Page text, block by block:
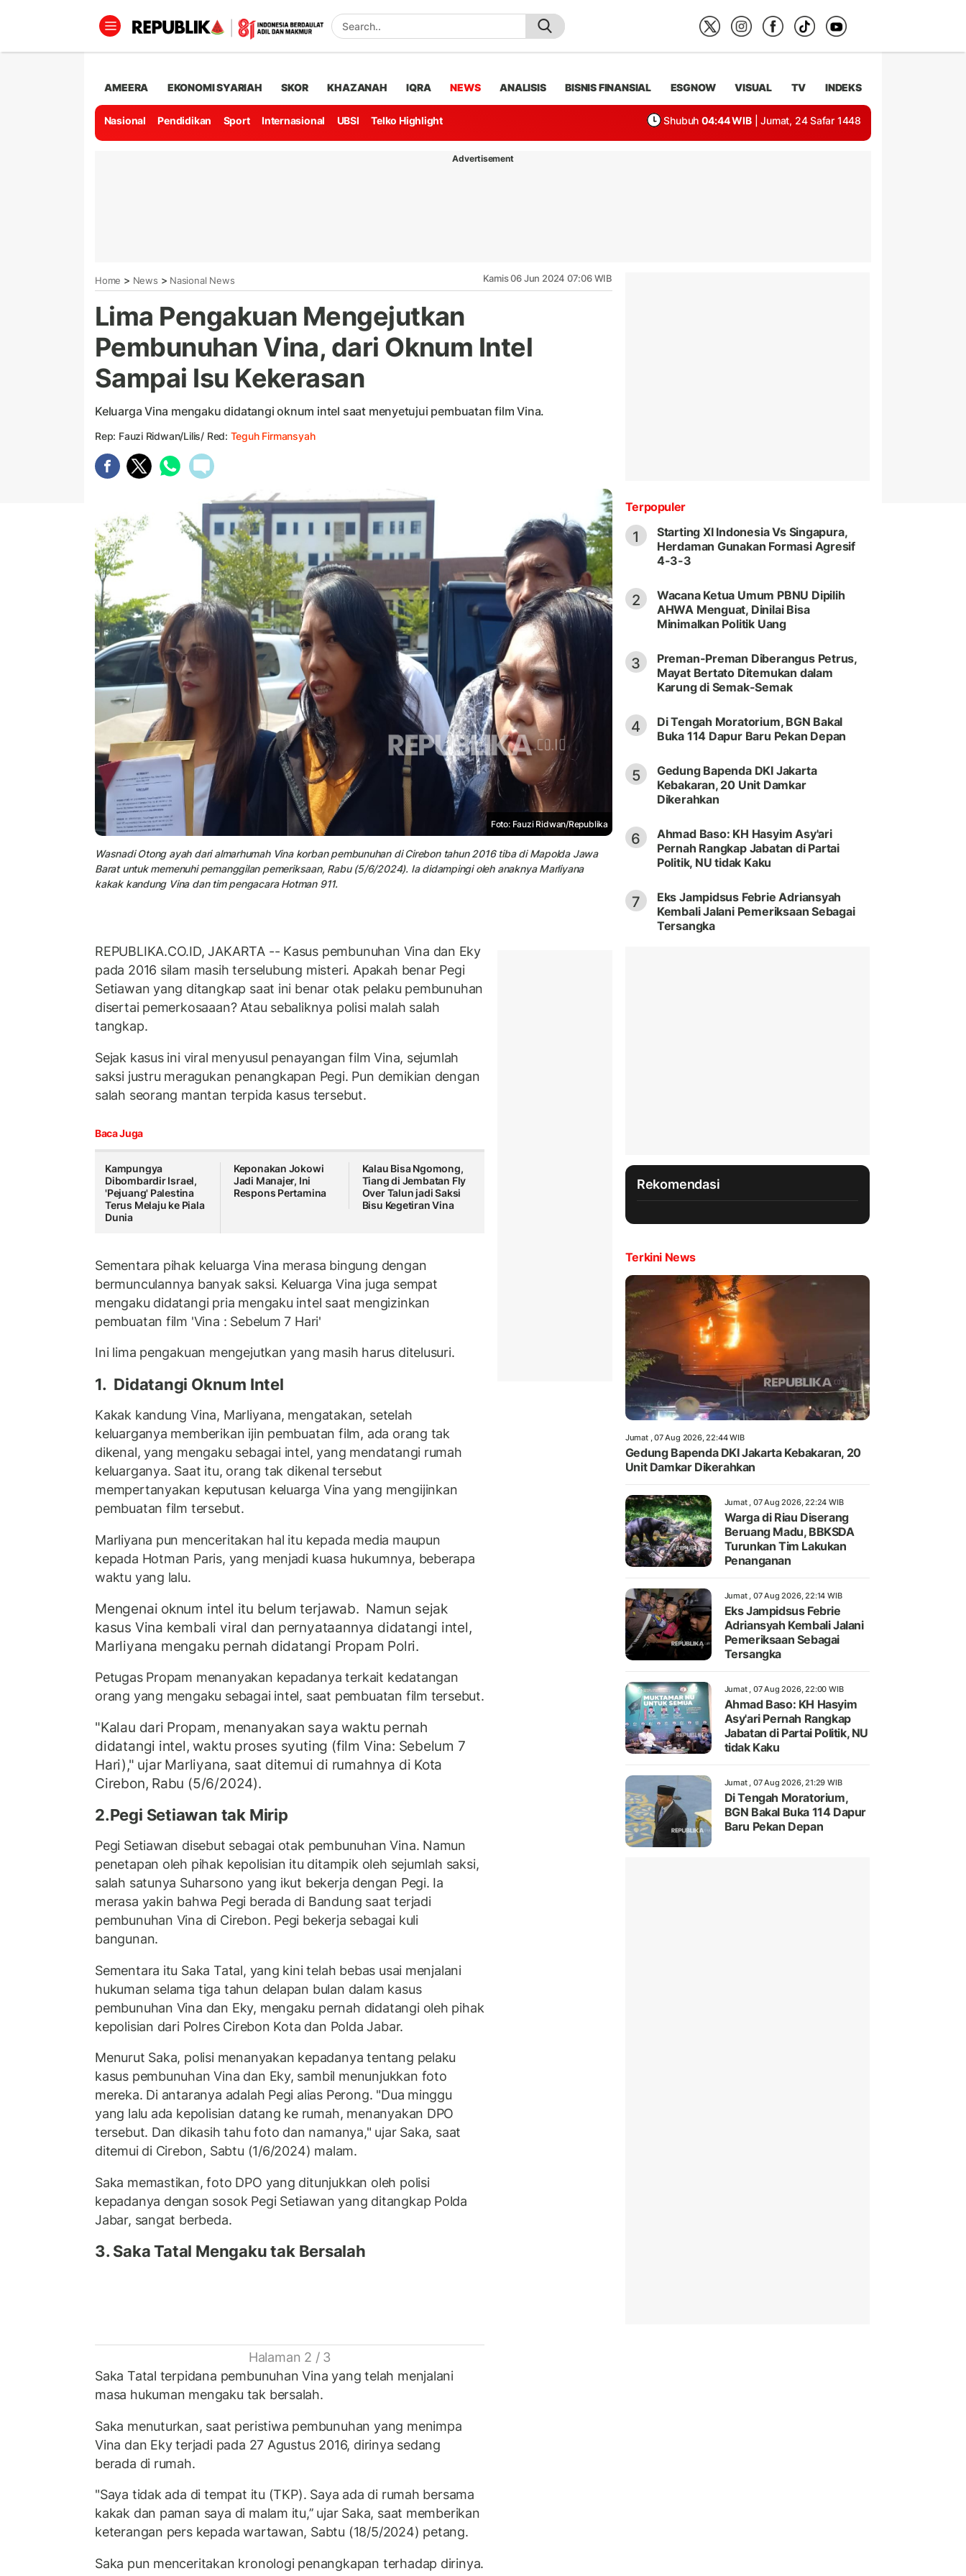
AMEERA EKONOMI SYARIAH SKOR KHAZANAH IQRA NEWS ANALISIS BISNIS FINANSIAL ESGNOW VISUAL TV INDEKS
Nasional Pendidikan Sport Internasional UBSI Telko Highlight Shubuh 04:44 WIB | Jumat, 24 Safar 1448
Advertisement
Home > News > Nasional News Kamis 06 Jun 2024 07:06 WIB
Lima Pengakuan Mengejutkan
Pembunuhan Vina, dari Oknum Intel
Sampai Isu Kekerasan
Keluarga Vina mengaku didatangi oknum intel saat menyetujui pembuatan film Vina.
Rep: Fauzi Ridwan/Lilis/ Red: Teguh Firmansyah
Foto: Fauzi Ridwan/Republika
Wasnadi Otong ayah dari almarhumah Vina korban pembunuhan di Cirebon tahun 2016 tiba di Mapolda Jawa
Barat untuk memenuhi pemanggilan pemeriksaan, Rabu (5/6/2024). Ia didampingi oleh anaknya Marliyana
kakak kandung Vina dan tim pengacara Hotman 911.
REPUBLIKA.CO.ID, JAKARTA -- Kasus pembunuhan Vina dan Eky
pada 2016 silam masih terselubung misteri. Apakah benar Pegi
Setiawan yang ditangkap saat ini benar otak pelaku pembunuhan
disertai pemerkosaaan? Atau sebaliknya polisi malah salah
tangkap.
Sejak kasus ini viral menyusul penayangan film Vina, sejumlah
saksi justru meragukan penangkapan Pegi. Pun demikian dengan
salah seorang mantan terpida kasus tersebut.
Baca Juga
Kampungya
Dibombardir Israel,
'Pejuang' Palestina
Terus Melaju ke Piala
Dunia
Keponakan Jokowi
Jadi Manajer, Ini
Respons Pertamina
Kalau Bisa Ngomong,
Tiang di Jembatan Fly
Over Talun jadi Saksi
Bisu Kegetiran Vina
Sementara pihak keluarga Vina merasa bingung dengan
bermunculannya banyak saksi. Keluarga Vina juga sempat
mengaku didatangi pria mengaku intel saat mengizinkan
pembuatan film 'Vina : Sebelum 7 Hari'
Ini lima pengakuan mengejutkan yang masih harus ditelusuri.
1. Didatangi Oknum Intel
Kakak kandung Vina, Marliyana, mengatakan, setelah
keluarganya memberikan ijin pembuatan film, ada orang tak
dikenal, yang mengaku sebagai intel, yang mendatangi rumah
keluarganya. Saat itu, orang tak dikenal tersebut
mempertanyakan keputusan keluarga Vina yang mengijinkan
pembuatan film tersebut.
Marliyana pun menceritakan hal itu kepada media maupun
kepada Hotman Paris, yang menjadi kuasa hukumnya, beberapa
waktu yang lalu.
Mengenai oknum intel itu belum terjawab. Namun sejak
kasus Vina kembali viral dan pernyataannya didatangi intel,
Marliyana mengaku pernah didatangi Propam Polri.
Petugas Propam menanyakan kepadanya terkait kedatangan
orang yang mengaku sebagai intel, saat pembuatan film tersebut.
"Kalau dari Propam, menanyakan saya waktu pernah
didatangi intel, waktu proses syuting (film Vina: Sebelum 7
Hari)," ujar Marliyana, saat ditemui di rumahnya di Kota
Cirebon, Rabu (5/6/2024).
2.Pegi Setiawan tak Mirip
Pegi Setiawan disebut sebagai otak pembunuhan Vina. Namun
penetapan oleh pihak kepolisian itu ditampik oleh sejumlah saksi,
salah satunya Suharsono yang ikut bekerja dengan Pegi. Ia
merasa yakin bahwa Pegi berada di Bandung saat terjadi
pembunuhan Vina di Cirebon. Pegi bekerja sebagai kuli
bangunan.
Sementara itu Saka Tatal, yang kini telah bebas usai menjalani
hukuman selama tiga tahun delapan bulan dalam kasus
pembunuhan Vina dan Eky, mengaku pernah didatangi oleh pihak
kepolisian dari Polres Cirebon Kota dan Polda Jabar.
Menurut Saka, polisi menanyakan kepadanya tentang pelaku
kasus pembunuhan Vina dan Eky, sambil menunjukkan foto
mereka. Di antaranya adalah Pegi alias Perong. "Dua minggu
yang lalu ada kepolisian datang ke rumah, menanyakan DPO
tersebut. Dan dikasih tahu foto dan namanya," ujar Saka, saat
ditemui di Cirebon, Sabtu (1/6/2024) malam.
Saka memastikan, foto DPO yang ditunjukkan oleh polisi
kepadanya dengan sosok Pegi Setiawan yang ditangkap Polda
Jabar, sangat berbeda.
3. Saka Tatal Mengaku tak Bersalah
Halaman 2 / 3
Saka Tatal terpidana pembunuhan Vina yang telah menjalani
masa hukuman mengaku tak bersalah.
Saka menuturkan, saat peristiwa pembunuhan yang menimpa
Vina dan Eky terjadi pada 27 Agustus 2016, dirinya sedang
berada di rumah.
"Saya tidak ada di tempat itu (TKP). Saya ada di rumah bersama
kakak dan paman saya di malam itu,’’ ujar Saka, saat memberikan
keterangan pers kepada wartawan, Sabtu (18/5/2024) petang.
Saka pun menceritakan kronologi penangkapan terhadap dirinya.
Terpopuler
1
Starting XI Indonesia Vs Singapura,
Herdaman Gunakan Formasi Agresif
4-3-3
2
Wacana Ketua Umum PBNU Dipilih
AHWA Menguat, Dinilai Bisa
Minimalkan Politik Uang
3
Preman-Preman Diberangus Petrus,
Mayat Bertato Ditemukan dalam
Karung di Semak-Semak
4
Di Tengah Moratorium, BGN Bakal
Buka 114 Dapur Baru Pekan Depan
5
Gedung Bapenda DKI Jakarta
Kebakaran, 20 Unit Damkar
Dikerahkan
6
Ahmad Baso: KH Hasyim Asy'ari
Pernah Rangkap Jabatan di Partai
Politik, NU tidak Kaku
7
Eks Jampidsus Febrie Adriansyah
Kembali Jalani Pemeriksaan Sebagai
Tersangka
Rekomendasi
Terkini News
Jumat , 07 Aug 2026, 22:44 WIB
Gedung Bapenda DKI Jakarta Kebakaran, 20
Unit Damkar Dikerahkan
Jumat , 07 Aug 2026, 22:24 WIB
Warga di Riau Diserang
Beruang Madu, BBKSDA
Turunkan Tim Lakukan
Penanganan
Jumat , 07 Aug 2026, 22:14 WIB
Eks Jampidsus Febrie
Adriansyah Kembali Jalani
Pemeriksaan Sebagai
Tersangka
Jumat , 07 Aug 2026, 22:00 WIB
Ahmad Baso: KH Hasyim
Asy'ari Pernah Rangkap
Jabatan di Partai Politik, NU
tidak Kaku
Jumat , 07 Aug 2026, 21:29 WIB
Di Tengah Moratorium,
BGN Bakal Buka 114 Dapur
Baru Pekan Depan